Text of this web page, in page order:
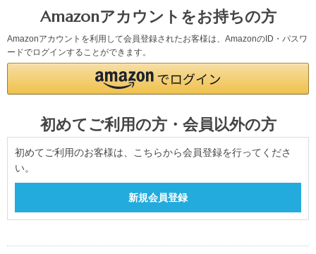
Amazonアカウントをお持ちの方
Amazonアカウントを利用して会員登録されたお客様は、AmazonのID・パスワ
ードでログインすることができます。
初めてご利用の方・会員以外の方
初めてご利用のお客様は、こちらから会員登録を行ってくださ
い。